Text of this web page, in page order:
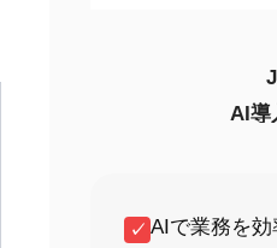
AI導
✓ AIで業務を